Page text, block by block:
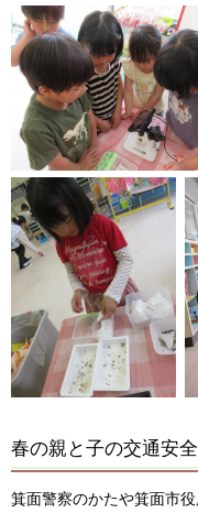
春の親と子の交通安
箕面警察のかたや箕面市